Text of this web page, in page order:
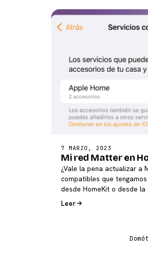
7 MARZO, 2023
Mi red Matter en
¿Vale la pena actualizar a
compatibles que
desde HomeKit o desde
Leer